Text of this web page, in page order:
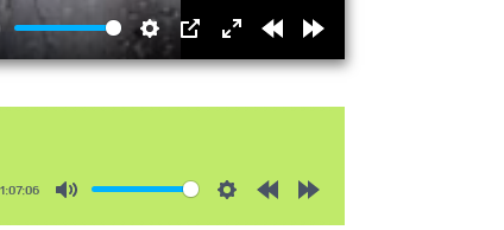
Settings
1:07:06